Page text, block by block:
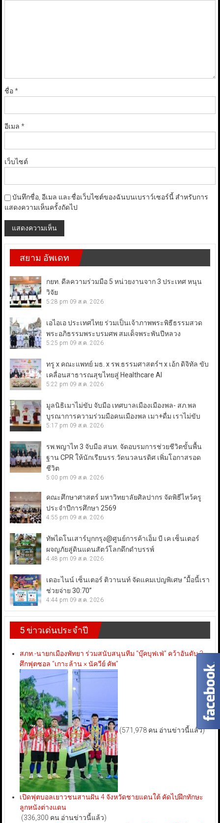
ชื่อ*
อีเมล *
เว็บไซต์
บันทึกชื่อ, อีเมล และชื่อเว็บไซต์ของฉันบนเบราว์เซอร์นี้ สำหรับการ
แสดงความเห็นครั้งถัดไป
สยาม อัพเดท
กยท. ดีลความร่วมมือ 5 หน่วยงานจาก 3 ประเทศ หนุน
วิจัย
5:28 pm 09 ส.ค. 2026
เอไอเอ ประเทศไทย ร่วมเป็นเจ้าภาพพระพิธีธรรมสวด
พระอภิธรรมพระบรมศพ สมเด็จพระพันปีหลวง
5:25 pm 09 ส.ค. 2026
ทรู x คณะแพทย์ มธ. x รพ.ธรรมศาสตร์ฯ x เอ้ก ดิจิทัล ขับ
เคลื่อนสาธารณสุขไทยสู่ Healthcare AI
5:22 pm 09 ส.ค. 2026
มูลนิธิเมาไม่ขับ จับมือ เทศบาลเมืองเมืองพล- สภ.พล
บูรณาการความร่วมมือคนเมืองพล เมา+ดื่ม เราไม่ขับ
5:17 pm 09 ส.ค. 2026
รพ.พญาไท 3 จับมือ สนท. จัดอบรมการช่วยชีวิตขั้นพื้น
ฐาน CPR ให้นักเรียนรร.วัดนวลนรดิศ เพิ่มโอกาสรอด
ชีวิต
5:00 pm 09 ส.ค. 2026
คณะศึกษาศาสตร์ มหาวิทยาลัยศิลปากร จัดพิธีไหว้ครู
ประจำปีการศึกษา 2569
4:55 pm 09 ส.ค. 2026
ทัพไดโนเสาร์บุกกรุง@ศูนย์การค้าเอ็ม บี เค เซ็นเตอร์
ผจญภัยสู่ดินแดนสัตว์โลกดึกดำบรรพ์
4:48 pm 09 ส.ค. 2026
เดอะไนน์ เซ็นเตอร์ ติวานนท์ จัดแคมเปญพิเศษ “มื้อนี้เรา
ช่วยจ่าย 30:70”
4:44 pm 09 ส.ค. 2026
5 ข่าวเด่นประจำปี
สภท.-นายกเมืองพัทยา ร่วมสนับสนุนทีม “บุ๊คบุฟเฟ่” คว้าอันดับ 3
ศึกฟุตซอล “เกาะล้าน × นัควีย์ คัพ”
(571,978 คน อ่านข่าวนี้แล้ว)
เปิดฟุตบอลเยาวชนสานฝัน 4 จังหวัดชายแดนใต้ คัดไปฝึกทักษะ
ลูกหนังต่างแดน
(336,300 คน อ่านข่าวนี้แล้ว)